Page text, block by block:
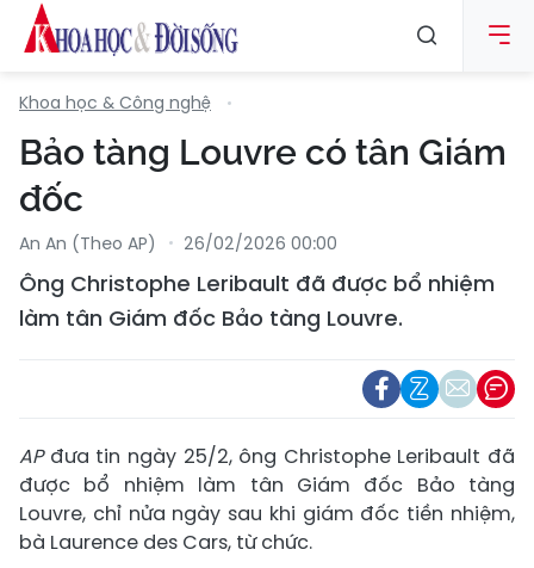
Khoa học & Công nghệ
Bảo tàng Louvre có tân Giám
đốc
An An (Theo AP) 26/02/2026 00:00
Ông Christophe Leribault đã được bổ nhiệm
làm tân Giám đốc Bảo tàng Louvre.
APđưa tin ngày 25/2, ông Christophe Leribault đã
được bổ nhiệm làm tân Giám đốc Bảo tàng
Louvre, chỉ nửa ngày sau khi giám đốc tiền nhiệm,
bà Laurence des Cars, từ chức.